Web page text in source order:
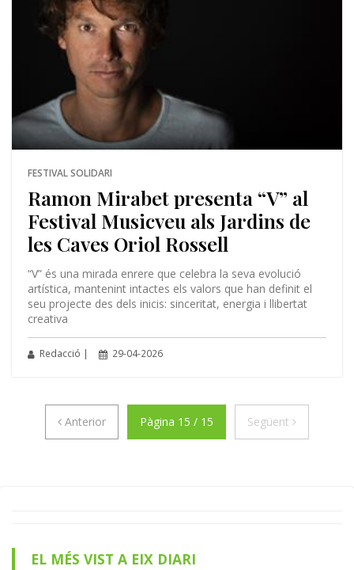
FESTIVAL SOLIDARI
Ramon Mirabet presenta “V” al
Festival Musicveu als Jardins de
les Caves Oriol Rossell
“V” és una mirada enrere que celebra la seva evolució
artística, mantenint intactes els valors que han definit el
seu projecte des dels inicis: sinceritat, energia i llibertat
creativa
Redacció | 29-04-2026
AnteriorAnteriorPàgina 15 / 15 Següent
EL MÉS VIST A EIX DIARI